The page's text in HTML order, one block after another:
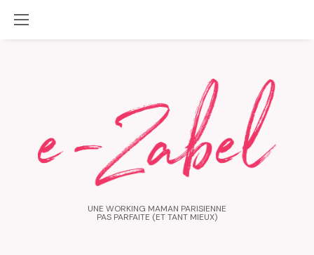
UNE WORKING MAMAN PARISIENNE
PAS PARFAITE (ET TANT MIEUX)